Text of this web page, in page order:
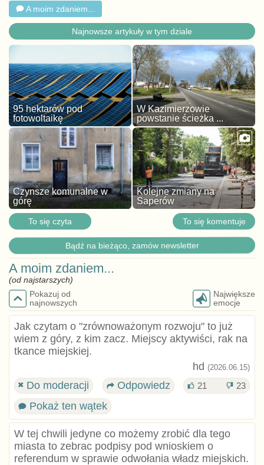
A moim zdaniem...
Najnowsze artykuły w tym dziale
95 hektarów pod
fotowoltaikę
W Kazimierzowie
powstanie ścieżka ...
Czynsze komunalne w
górę
Kolejne zmiany na
Saperów
To się czyta To się komentuje
Bądź na bieżąco, zamów newsletter
A moim zdaniem...
(od najstarszych)
Pokazuj od
najnowszych
Największe
emocje
Jak czytam o "zrównoważonym rozwoju" to już
wiem z góry, z kim zacz. Miejscy aktywiści, rak na
tkance miejskiej.
hd (2026.06.15)
Do moderacji Odpowiedz 21 23
Pokaż ten wątek
W tej chwili jedyne co możemy zrobić dla tego
miasta to zebrac podpisy pod wnioskiem o
referendum w sprawie odwołania władz miejskich.